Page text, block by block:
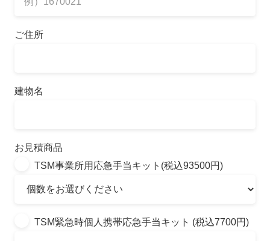
ご住所
建物名
お見積商品
TSM事業所用応急手当キット(税込93500円)
TSM緊急時個人携帯応急手当キット (税込7700円)